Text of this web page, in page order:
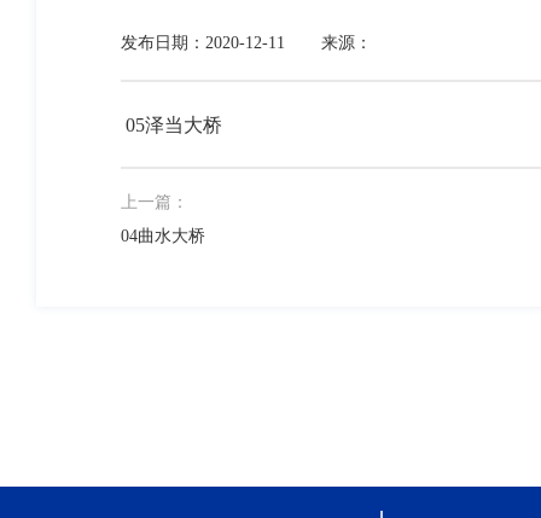
发布日期：2020-12-11 来源：
05泽当大桥
上一篇：
04曲水大桥